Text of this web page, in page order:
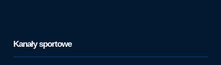
Kanały sportowe